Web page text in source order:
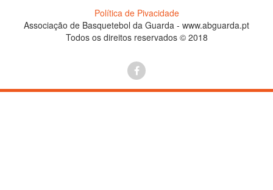
Política de Pivacidade
Associação de Basquetebol da Guarda - www.abguarda.pt
Todos os direitos reservados © 2018